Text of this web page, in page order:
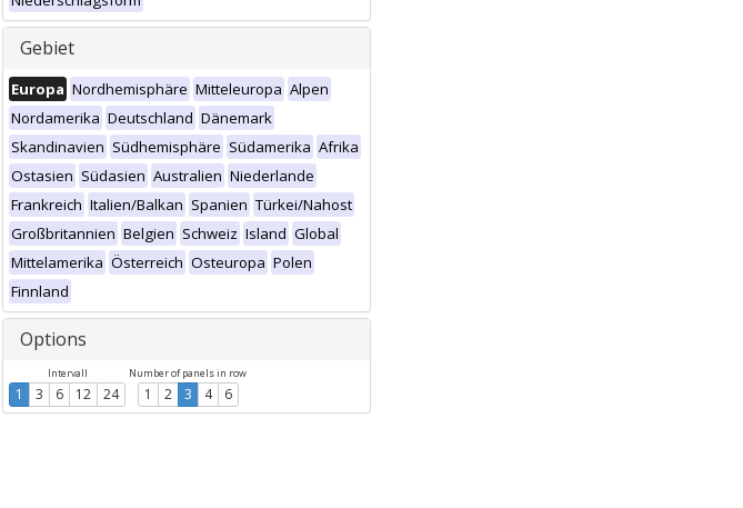
Gebiet
Europa Nordhemisphäre Mitteleuropa Alpen
Nordamerika Deutschland Dänemark
Skandinavien Südhemisphäre Südamerika Afrika
Ostasien Südasien Australien Niederlande
Frankreich Italien/Balkan Spanien Türkei/Nahost
Großbritannien Belgien Schweiz Island Global
Mittelamerika Österreich Osteuropa Polen
Finnland
Options
Intervall
1 3 6 12 24
Number of panels in row
1 2 3 4 6